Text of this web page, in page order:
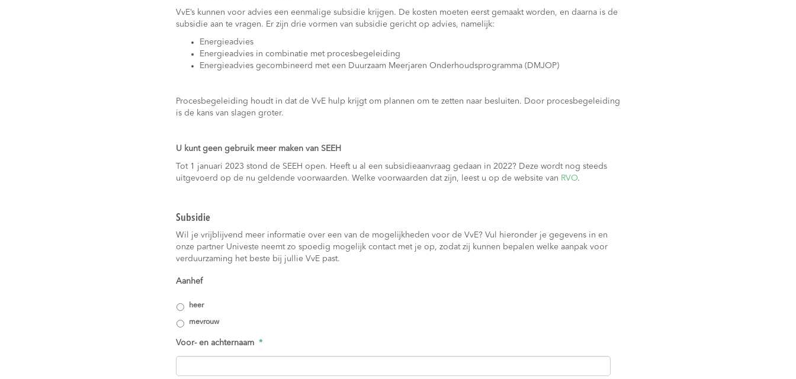
VvE’s kunnen voor advies een eenmalige subsidie krijgen. De kosten moeten eerst gemaakt worden, en daarna is de
subsidie aan te vragen. Er zijn drie vormen van subsidie gericht op advies, namelijk:
Energieadvies
Energieadvies in combinatie met procesbegeleiding
Energieadvies gecombineerd met een Duurzaam Meerjaren Onderhoudsprogramma (DMJOP)
Procesbegeleiding houdt in dat de VvE hulp krijgt om plannen om te zetten naar besluiten. Door procesbegeleiding
is de kans van slagen groter.
U kunt geen gebruik meer maken van SEEH
Tot 1 januari 2023 stond de SEEH open. Heeft u al een subsidieaanvraag gedaan in 2022? Deze wordt nog steeds
uitgevoerd op de nu geldende voorwaarden. Welke voorwaarden dat zijn, leest u op de website van RVO.
Subsidie
Wil je vrijblijvend meer informatie over een van de mogelijkheden voor de VvE? Vul hieronder je gegevens in en
onze partner Univeste neemt zo spoedig mogelijk contact met je op, zodat zij kunnen bepalen welke aanpak voor
verduurzaming het beste bij jullie VvE past.
Aanhef
heer
mevrouw
Voor- en achternaam *